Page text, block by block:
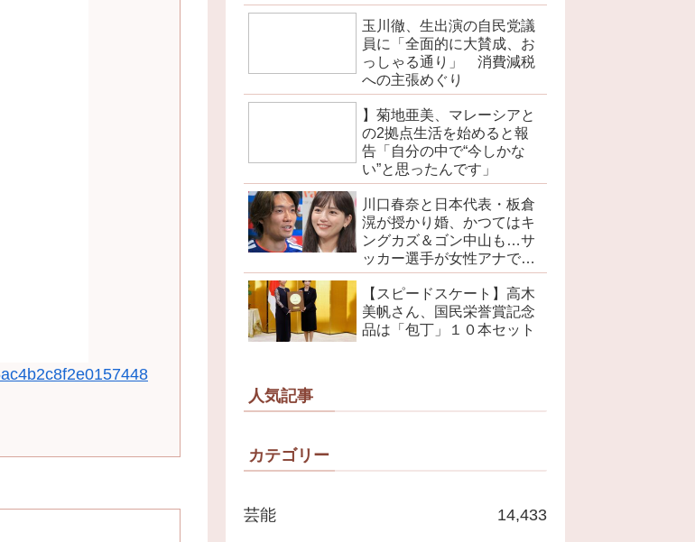
で
玉川徹、生出演の自民党議
員に「全面的に大賛成、お
っしゃる通り」 消費減税
への主張めぐり
】菊地亜美、マレーシアと
の2拠点生活を始めると報
告「自分の中で“今しかな
い”と思ったんです」
川口春奈と日本代表・板倉
滉が授かり婚、かつてはキ
ングカズ＆ゴン中山も…サ
ッカー選手が女性アナでは
なく女優と出会う接点
【スピードスケート】高木
美帆さん、国民栄誉賞記念
品は「包丁」１０本セット
人気記事
カテゴリー
芸能 14,433